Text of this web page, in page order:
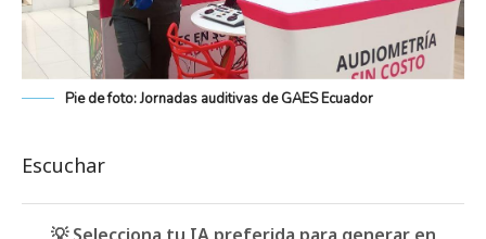
Pie de foto: Jornadas auditivas de GAES Ecuador
Escuchar